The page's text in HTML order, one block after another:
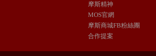
摩斯精神
MOS官網
摩斯商城FB粉絲團
合作提案